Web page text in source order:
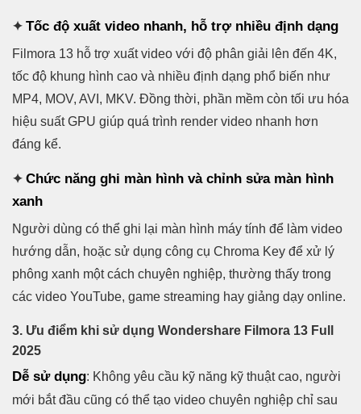
✦ Tốc độ xuất video nhanh, hỗ trợ nhiều định dạng
Filmora 13 hỗ trợ xuất video với độ phân giải lên đến 4K,
tốc độ khung hình cao và nhiều định dạng phổ biến như
MP4, MOV, AVI, MKV. Đồng thời, phần mềm còn tối ưu hóa
hiệu suất GPU giúp quá trình render video nhanh hơn
đáng kể.
✦ Chức năng ghi màn hình và chỉnh sửa màn hình
xanh
Người dùng có thể ghi lại màn hình máy tính để làm video
hướng dẫn, hoặc sử dụng công cụ Chroma Key để xử lý
phông xanh một cách chuyên nghiệp, thường thấy trong
các video YouTube, game streaming hay giảng dạy online.
3. Ưu điểm khi sử dụng Wondershare Filmora 13 Full
2025
Dễ sử dụng: Không yêu cầu kỹ năng kỹ thuật cao, người
mới bắt đầu cũng có thể tạo video chuyên nghiệp chỉ sau